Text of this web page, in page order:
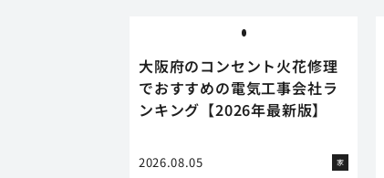
大阪府のコンセント火花修理
でおすすめの電気工事会社ラ
ンキング【2026年最新版】
2026.08.05 家